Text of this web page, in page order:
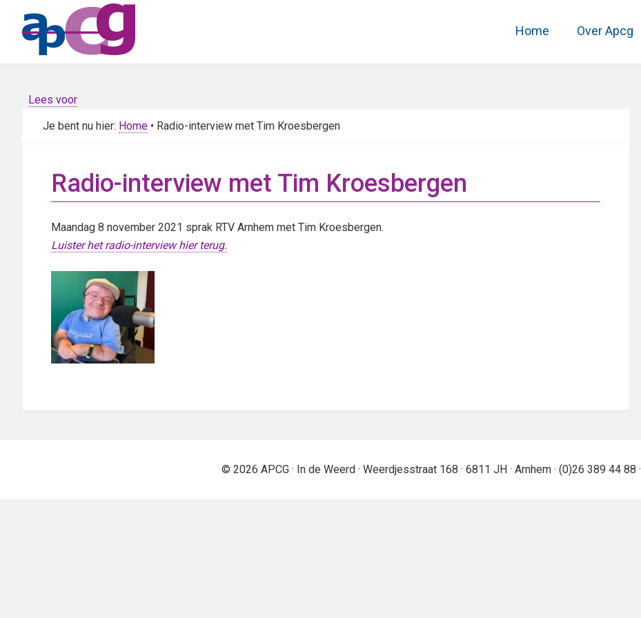
to
main
to
primary
Home Over Apcg
Lees voor
Je bent nu hier: Home • Radio-interview met Tim Kroesbergen
Radio-interview met Tim Kroesbergen
Maandag 8 november 2021 sprak RTV Arnhem met Tim Kroesbergen.
Luister het radio-interview hier terug.
© 2026 APCG · In de Weerd · Weerdjesstraat 168 · 6811 JH · Arnhem · (0)26 389 44 88 ·